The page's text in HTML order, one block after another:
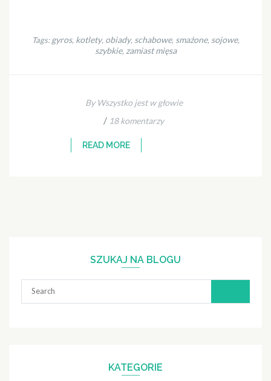
Tags:gyros, kotlety, obiady, schabowe, smażone, sojowe,
szybkie, zamiast mięsa
By Wszystko jest w głowie
/ 18 komentarzy
READ MORE
SZUKAJ NA BLOGU
for:
KATEGORIE